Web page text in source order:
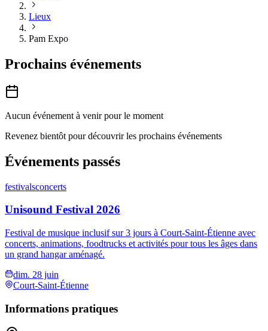
Lieux
Pam Expo
Prochains événements
Aucun événement à venir pour le moment
Revenez bientôt pour découvrir les prochains événements
Événements passés
festivalsconcerts
Unisound Festival 2026
Festival de musique inclusif sur 3 jours à Court-Saint-Étienne avec
concerts, animations, foodtrucks et activités pour tous les âges dans
un grand hangar aménagé.
dim. 28 juin
Court-Saint-Étienne
Informations pratiques